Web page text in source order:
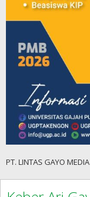
PT. LINTAS GAYO MEDIA